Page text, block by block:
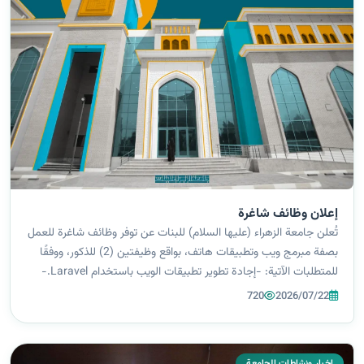
إعلان وظائف شاغرة
تُعلن جامعة الزهراء (عليها السلام) للبنات عن توفر وظائف شاغرة للعمل
بصفة مبرمج ويب وتطبيقات هاتف، بواقع وظيفتين (2) للذكور، ووفقًا
للمتطلبات الآتية: -إجادة تطوير تطبيقات الويب باستخدام Laravel.-
2026/07/22
720